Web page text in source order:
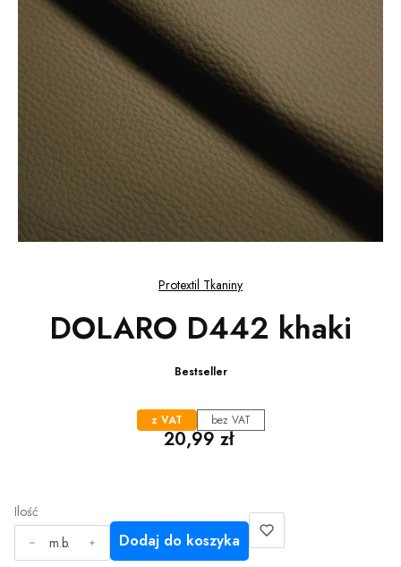
Protextil Tkaniny
DOLARO D442 khaki
Bestseller
z VAT bez VAT
Cena
20,99 zł
Ilość
m.b.
Dodaj do koszyka